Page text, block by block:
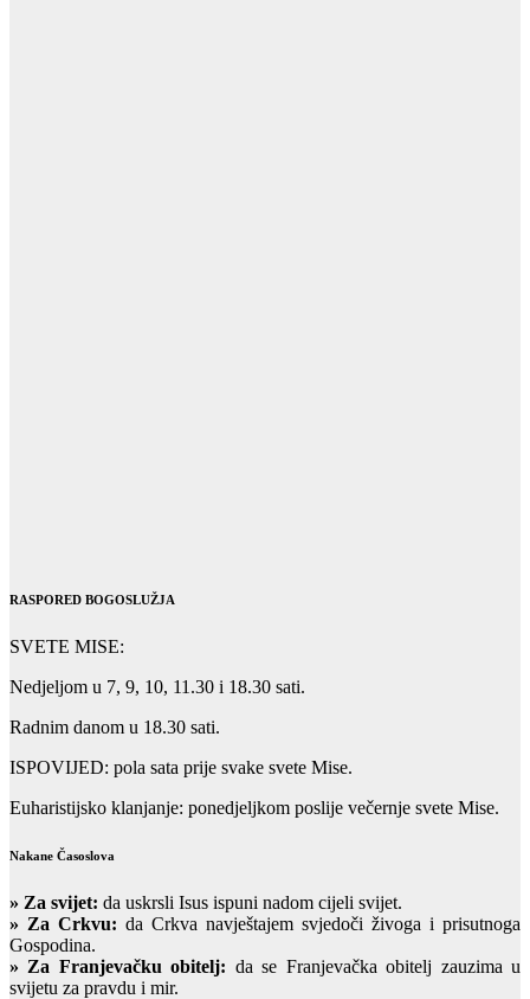
RASPORED BOGOSLUŽJA
SVETE MISE:
Nedjeljom u 7, 9, 10, 11.30 i 18.30 sati.
Radnim danom u 18.30 sati.
ISPOVIJED: pola sata prije svake svete Mise.
Euharistijsko klanjanje: ponedjeljkom poslije večernje svete Mise.
Nakane Časoslova
» Za svijet: da uskrsli Isus ispuni nadom cijeli svijet.
» Za Crkvu: da Crkva navještajem svjedoči živoga i prisutnoga
Gospodina.
» Za Franjevačku obitelj: da se Franjevačka obitelj zauzima u
svijetu za pravdu i mir.